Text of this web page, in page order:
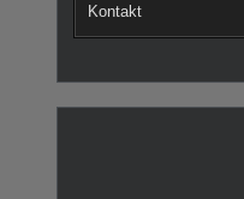
Kontakt